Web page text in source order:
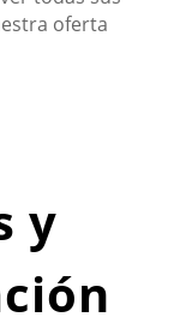
oferta
y